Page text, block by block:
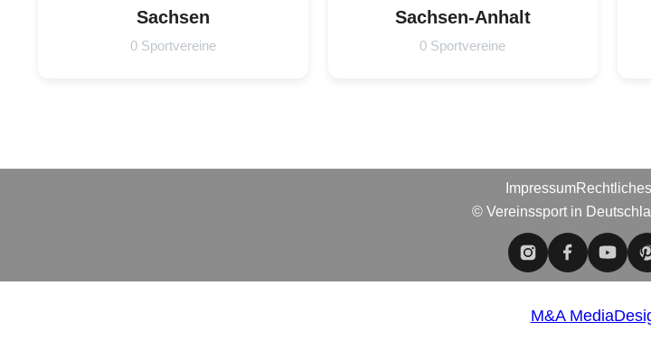
Sachsen
0 Sportvereine
Sachsen-Anhalt
0 Sportvereine
ImpressumRechtliches
© Vereinssport in
M&A